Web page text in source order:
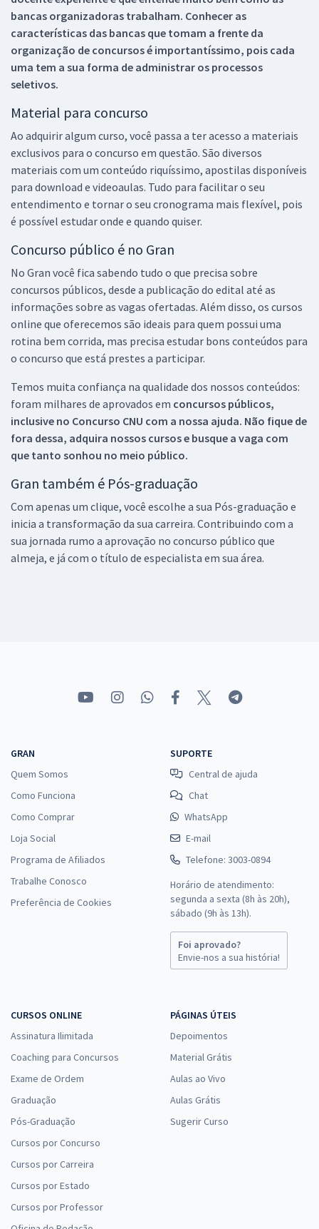
bancas organizadoras trabalham. Conhecer as
características das bancas que tomam a frente da
organização de concursos é importantíssimo, pois cada
uma tem a sua forma de administrar os processos
seletivos.
Material para concurso
Ao adquirir algum curso, você passa a ter acesso a materiais
exclusivos para o concurso em questão. São diversos
materiais com um conteúdo riquíssimo, apostilas disponíveis
para download e videoaulas. Tudo para facilitar o seu
entendimento e tornar o seu cronograma mais flexível, pois
é possível estudar onde e quando quiser.
Concurso público é no Gran
No Gran você fica sabendo tudo o que precisa sobre
concursos públicos, desde a publicação do edital até as
informações sobre as vagas ofertadas. Além disso, os cursos
online que oferecemos são ideais para quem possui uma
rotina bem corrida, mas precisa estudar bons conteúdos para
o concurso que está prestes a participar.
Temos muita confiança na qualidade dos nossos conteúdos:
foram milhares de aprovados em concursos públicos,
inclusive no Concurso CNU com a nossa ajuda. Não fique de
fora dessa, adquira nossos cursos e busque a vaga com
que tanto sonhou no meio público.
Gran também é Pós-graduação
Com apenas um clique, você escolhe a sua Pós-graduação e
inicia a transformação da sua carreira. Contribuindo com a
sua jornada rumo a aprovação no concurso público que
almeja, e já com o título de especialista em sua área.
GRAN
Quem Somos
Como Funciona
Como Comprar
Loja Social
Programa de Afiliados
Trabalhe Conosco
Preferência de Cookies
SUPORTE
Central de ajuda
Chat
WhatsApp
E-mail
Telefone: 3003-0894
Horário de atendimento:
segunda a sexta (8h às 20h),
sábado (9h às 13h).
Foi aprovado?
Envie-nos a sua história!
CURSOS ONLINE
Assinatura Ilimitada
Coaching para Concursos
Exame de Ordem
Graduação
Pós-Graduação
Cursos por Concurso
Cursos por Carreira
Cursos por Estado
Cursos por Professor
PÁGINAS ÚTEIS
Depoimentos
Material Grátis
Aulas ao Vivo
Aulas Grátis
Sugerir Curso